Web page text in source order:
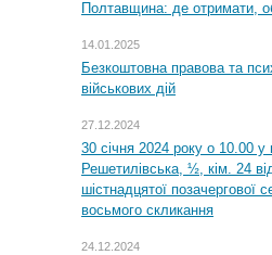
Полтавщина: де отримати,
14.01.2025
Безкоштовна правова та
військових дій
27.12.2024
30 січня 2024 року о 10.00 у
Решетилівська, ½, кім. 24
шістнадцятої позачергової
восьмого скликання
24.12.2024